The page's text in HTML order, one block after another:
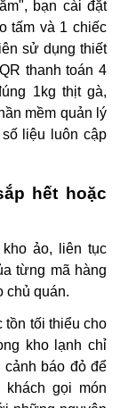
bạn cài đặt
tấm và 1 chiếc
sử dụng thiết
thanh toán 4
1kg thịt gà,
mềm quản lý
liệu luôn cập
hết hoặc
ảo, liên tục
từng mã hàng
chủ quán.
tồn tối thiểu cho
kho lạnh chỉ
báo đỏ để
khách gọi món